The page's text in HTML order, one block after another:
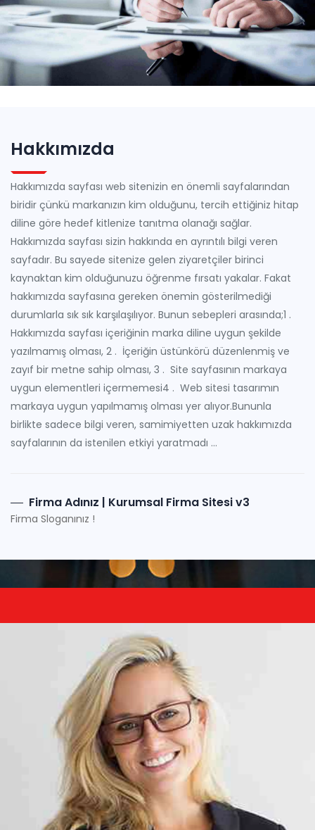
Hakkımızda
Hakkımızda sayfası web sitenizin en önemli sayfalarından
biridir çünkü markanızın kim olduğunu, tercih ettiğiniz hitap
diline göre hedef kitlenize tanıtma olanağı sağlar.
Hakkımızda sayfası sizin hakkında en ayrıntılı bilgi veren
sayfadır. Bu sayede sitenize gelen ziyaretçiler birinci
kaynaktan kim olduğunuzu öğrenme fırsatı yakalar. Fakat
hakkımızda sayfasına gereken önemin gösterilmediği
durumlarla sık sık karşılaşılıyor. Bunun sebepleri arasında;1 .
Hakkımızda sayfası içeriğinin marka diline uygun şekilde
yazılmamış olması, 2 . İçeriğin üstünkörü düzenlenmiş ve
zayıf bir metne sahip olması, 3 . Site sayfasının markaya
uygun elementleri içermemesi4 . Web sitesi tasarımın
markaya uygun yapılmamış olması yer alıyor.Bununla
birlikte sadece bilgi veren, samimiyetten uzak hakkımızda
sayfalarının da istenilen etkiyi yaratmadı ...
Firma Adınız | Kurumsal Firma Sitesi v3
Firma Sloganınız !